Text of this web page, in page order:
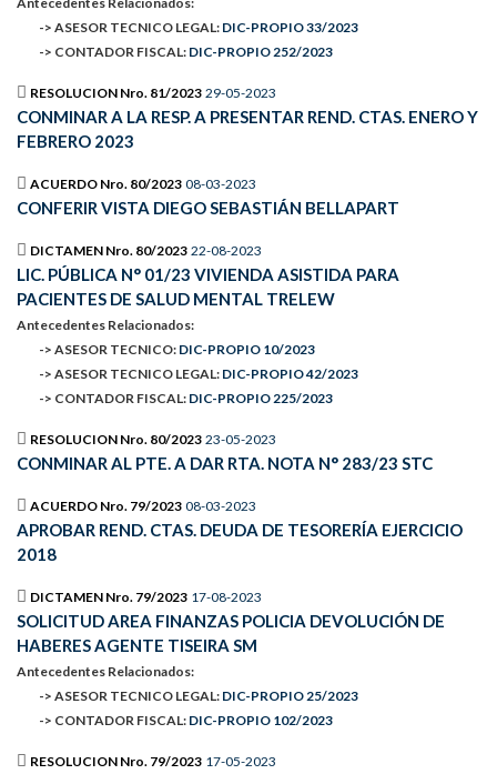
-> ASESOR TECNICO LEGAL: DIC-PROPIO 33/2023
-> CONTADOR FISCAL: DIC-PROPIO 252/2023
RESOLUCION Nro. 81/2023 29-05-2023
CONMINAR A LA RESP. A PRESENTAR REND. CTAS. ENERO Y
FEBRERO 2023
ACUERDO Nro. 80/2023 08-03-2023
CONFERIR VISTA DIEGO SEBASTIÁN BELLAPART
DICTAMEN Nro. 80/2023 22-08-2023
LIC. PÚBLICA N° 01/23 VIVIENDA ASISTIDA PARA
PACIENTES DE SALUD MENTAL TRELEW
Antecedentes Relacionados:
-> ASESOR TECNICO: DIC-PROPIO 10/2023
-> ASESOR TECNICO LEGAL: DIC-PROPIO 42/2023
-> CONTADOR FISCAL: DIC-PROPIO 225/2023
RESOLUCION Nro. 80/2023 23-05-2023
CONMINAR AL PTE. A DAR RTA. NOTA N° 283/23 STC
ACUERDO Nro. 79/2023 08-03-2023
APROBAR REND. CTAS. DEUDA DE TESORERÍA EJERCICIO
2018
DICTAMEN Nro. 79/2023 17-08-2023
SOLICITUD AREA FINANZAS POLICIA DEVOLUCIÓN DE
HABERES AGENTE TISEIRA SM
Antecedentes Relacionados:
-> ASESOR TECNICO LEGAL: DIC-PROPIO 25/2023
-> CONTADOR FISCAL: DIC-PROPIO 102/2023
RESOLUCION Nro. 79/2023 17-05-2023